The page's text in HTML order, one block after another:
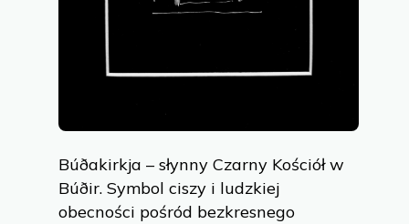
Búðakirkja – słynny Czarny Kościół w
Búðir. Symbol ciszy i ludzkiej
obecności pośród bezkresnego